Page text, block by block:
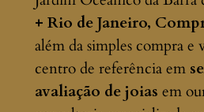
+ Rio de Janeiro,
além da simples compra e
centro de referência em
avaliação de joias em